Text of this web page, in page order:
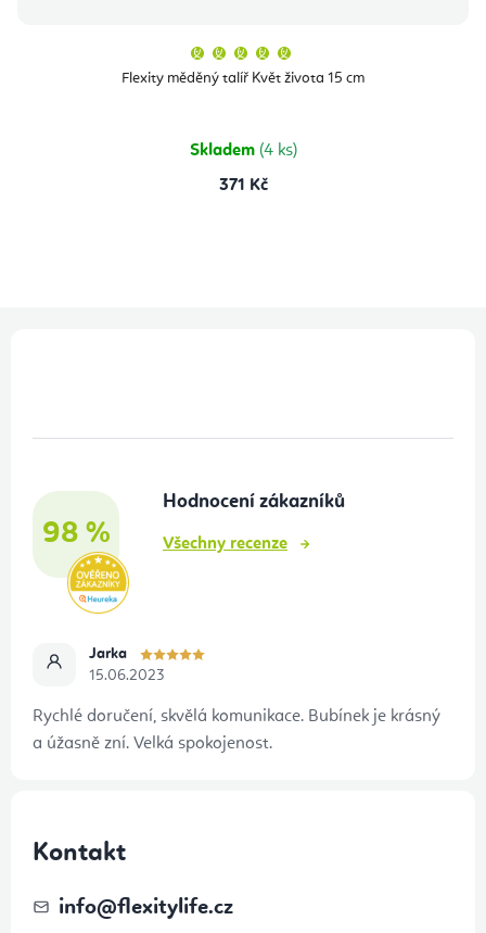
Flexity měděný talíř Květ života 15 cm
produktu
je
hvězdiček.
Skladem (4 ks)
371 Kč
98 %
Hodnocení zákazníků
Všechny recenze
Jarka
15.06.2023
Rychlé doručení, skvělá komunikace. Bubínek je krásný
a úžasně zní. Velká spokojenost.
Kontakt
info@flexitylife.cz